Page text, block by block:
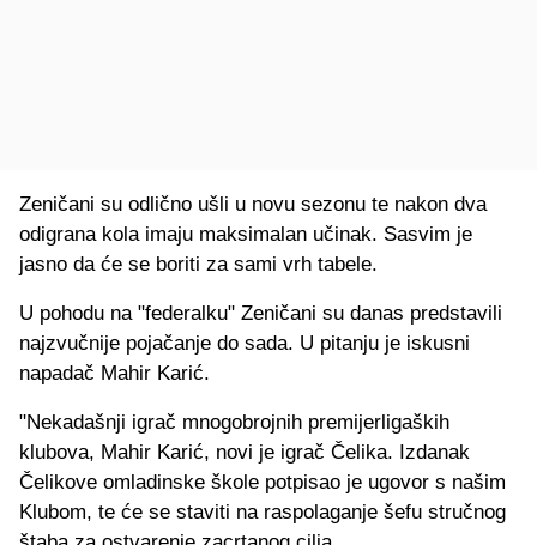
Zeničani su odlično ušli u novu sezonu te nakon dva
odigrana kola imaju maksimalan učinak. Sasvim je
jasno da će se boriti za sami vrh tabele.
U pohodu na "federalku" Zeničani su danas predstavili
najzvučnije pojačanje do sada. U pitanju je iskusni
napadač Mahir Karić.
"Nekadašnji igrač mnogobrojnih premijerligaških
klubova, Mahir Karić, novi je igrač Čelika. Izdanak
Čelikove omladinske škole potpisao je ugovor s našim
Klubom, te će se staviti na raspolaganje šefu stručnog